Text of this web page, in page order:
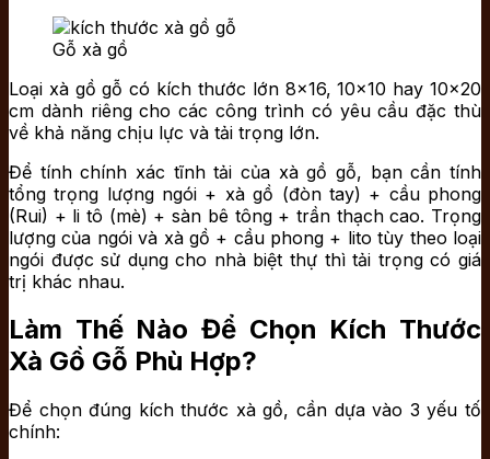
Gỗ xà gồ
Loại xà gồ gỗ có kích thước lớn 8×16, 10×10 hay 10×20
cm dành riêng cho các công trình có yêu cầu đặc thù
về khả năng chịu lực và tải trọng lớn.
Để tính chính xác tĩnh tải của xà gồ gỗ, bạn cần tính
tổng trọng lượng ngói + xà gồ (đòn tay) + cầu phong
(Rui) + li tô (mè) + sàn bê tông + trần thạch cao. Trọng
lượng của ngói và xà gồ + cầu phong + lito tùy theo loại
ngói được sử dụng cho nhà biệt thự thì tải trọng có giá
trị khác nhau.
Làm Thế Nào Để Chọn Kích Thước
Xà Gồ Gỗ Phù Hợp?
Để chọn đúng kích thước xà gồ, cần dựa vào 3 yếu tố
chính: